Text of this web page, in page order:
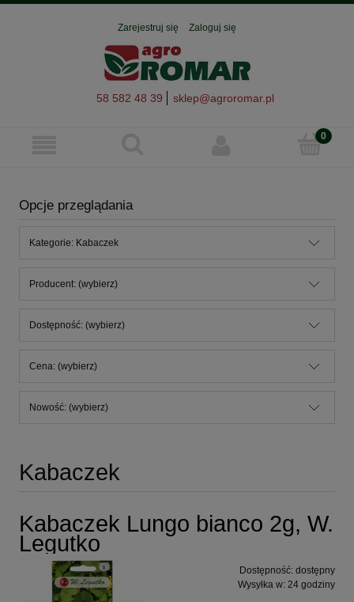
Zarejestruj się Zaloguj się
58 582 48 39 sklep@agroromar.pl
Opcje przeglądania
Kategorie: Kabaczek
Producent: (wybierz)
Dostępność: (wybierz)
Cena: (wybierz)
Nowość: (wybierz)
Kabaczek
Kabaczek Lungo bianco 2g, W.
Legutko
Dostępność: dostępny
Wysyłka w: 24 godziny